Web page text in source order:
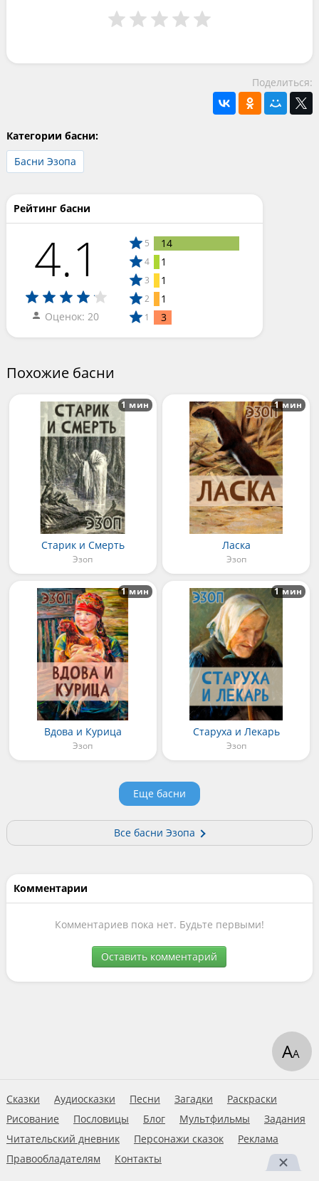
Поделиться:
Категории басни:
Басни Эзопа
Рейтинг басни
4.1
Оценок: 20
5 14
4 1
3 1
2 1
1 3
Похожие басни
Старик и Смерть
Эзоп
1 мин
Ласка
Эзоп
1 мин
Вдова и Курица
Эзоп
1 мин
Старуха и Лекарь
Эзоп
1 мин
Еще басни
Все басни Эзопа
Комментарии
Комментариев пока нет. Будьте первыми!
Оставить комментарий
Сказки Аудиосказки Песни Загадки
Раскраски
Рисование
Пословицы Блог Мультфильмы
Задания
Читательский дневник
Персонажи сказок
Реклама
Правообладателям
Контакты
АА